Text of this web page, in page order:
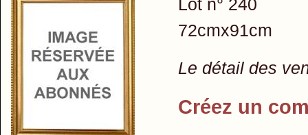
Lot n° 240
72cmx91cm
Le détail des
Créez un